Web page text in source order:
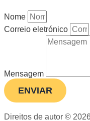
Nome
Correio eletrónico
Mensagem
ENVIAR
Direitos de autor ©